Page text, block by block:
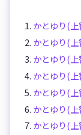
かとゆり(上
かとゆり(
かとゆり(上
かとゆり(上
かとゆり(上
かとゆり(上
かとゆり(上